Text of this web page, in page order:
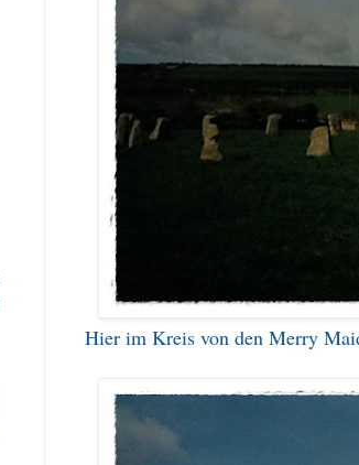
Hier im Kreis von den Merry